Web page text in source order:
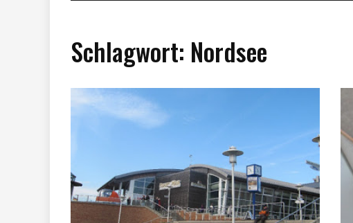
Schlagwort: Nordsee